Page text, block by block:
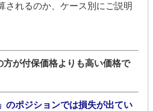
されるのか、ケース別にご説明
方が付保価格よりも高い価格で
のポジションでは損失が出てい